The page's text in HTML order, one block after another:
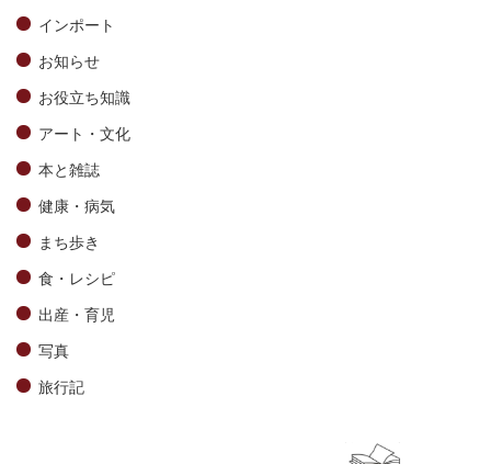
インポート
お知らせ
お役立ち知識
アート・文化
本と雑誌
健康・病気
まち歩き
食・レシピ
出産・育児
写真
旅行記